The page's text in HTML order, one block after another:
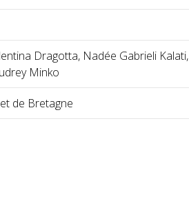
Dragotta, Nadée Gabrieli Kalati,
Minko
de Bretagne